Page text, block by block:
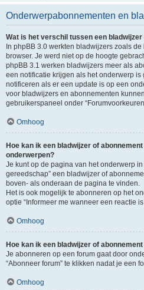
Onderwerpabonnementen en
Wat is het verschil tussen een bladwijzer
In phpBB 3.0 werkten bladwijzers zoals
browser. Je werd niet op de hoogte
phpBB 3.1 werken bladwijzers meer als
een notificatie krijgen als het onderwerp
notificeren als er een update is op een
voor bladwijzers en abonnementen
gebruikerspaneel onder
Omhoog
Hoe kan ik een bladwijzer of
onderwerpen?
Je kunt op de pagina van het onderwerp
gereedschap” een bladwijzer of
boven- als onderaan de pagina te vinden.
Het is ook mogelijk te abonneren op het
optie “Informeer me wanneer een reactie
Omhoog
Hoe kan ik een bladwijzer of
Je abonneren op een forum gaat door
“Abonneer forum” te klikken nadat je een
Omhoog